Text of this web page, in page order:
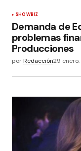
SHOWBIZ
Demanda de
problemas
Producciones
porRedacción29